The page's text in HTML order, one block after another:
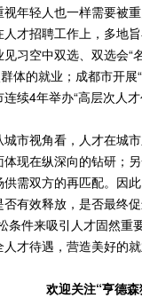
年轻人也一样需要被重
招聘工作上，多地旨
习空中双选、双选会“
体的就业；成都市开
续4年举办“高层次人
视角看，人才在城
现在纵深向的钻研；
需双方的再匹配。因
有效释放，是否最终促
件来吸引人才固然重
才待遇，营造美好的就
欢迎关注“亨德